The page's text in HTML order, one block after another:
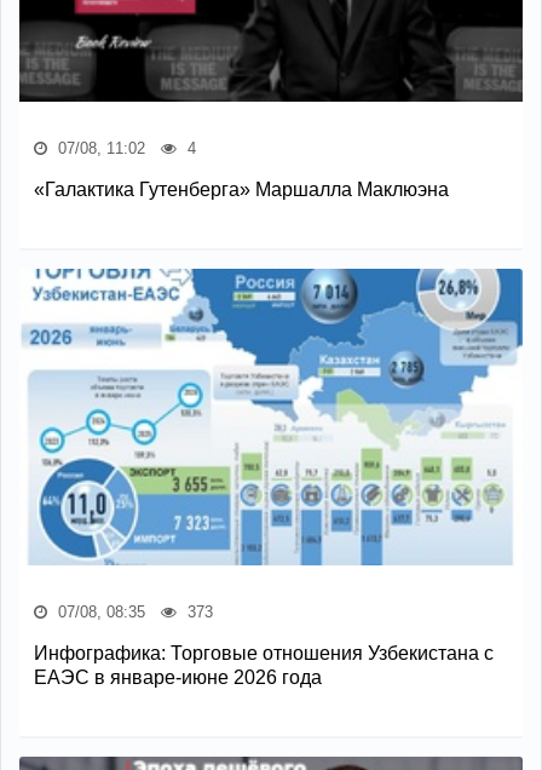
07/08, 11:02 4
«Галактика Гутенберга» Маршалла Маклюэна
07/08, 08:35 373
Инфографика: Торговые отношения Узбекистана с
ЕАЭС в январе-июне 2026 года